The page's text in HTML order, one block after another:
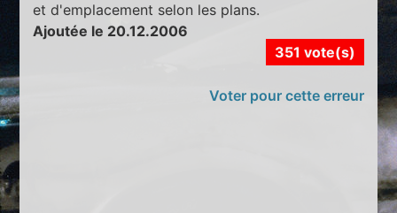
et d'emplacement selon les plans.
Ajoutée le 20.12.2006
351 vote(s)
Voter pour cette erreur